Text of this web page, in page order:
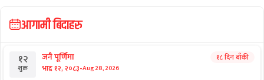
आगामी बिदाहरु
१२
शुक्र
जनै पूर्णिमा
भाद्र १२, २०८३-Aug 28, 2026
१८ दिन बाँकी